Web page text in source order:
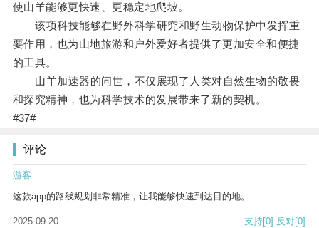
使山羊能够更快速、更稳定地爬坡。
该项科技能够在野外科学研究和野生动物保护中发挥重
要作用，也为山地旅游和户外爱好者提供了更加安全和便捷
的工具。
山羊加速器的问世，不仅展现了人类对自然生物的敬畏
和探究精神，也为科学技术的发展带来了新的契机。
#37#
评论
游客
这款app的路线规划非常精准，让我能够快速到达目的地。
2025-09-20 支持[0] 反对[0]